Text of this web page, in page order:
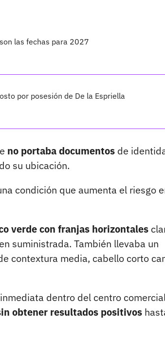
las fechas para 2027
por posesión de De la Espriella
no portaba documentos de
su ubicación.
condición que aumenta el riesgo
verde con franjas horizontales
suministrada. También llevaba un
contextura media, cabello corto
dentro del centro
obtener resultados positivos